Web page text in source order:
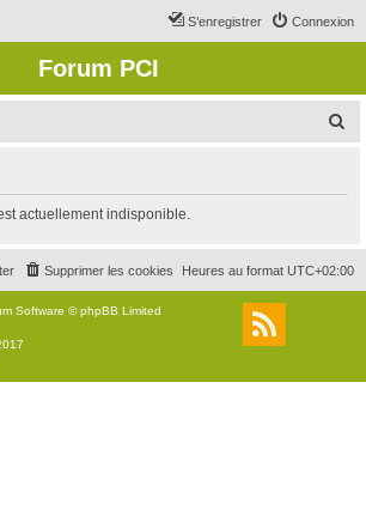
Connexion
S’enregistrer
Forum PCI
r
c
r
actuellement indisponible.
Heures au format UTC+02:00
Supprimer les cookies
Software © phpBB Limited